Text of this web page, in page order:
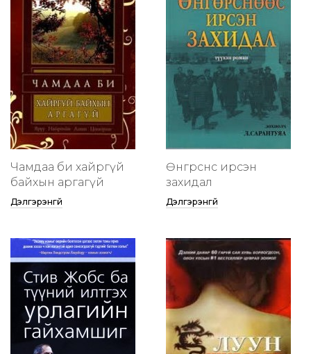
Чамдаа би хайргүй
байхын аргагүй
Дэлгэрэнгүй
Өнгөрснөөс ирсэн
захидал
Дэлгэрэнгүй